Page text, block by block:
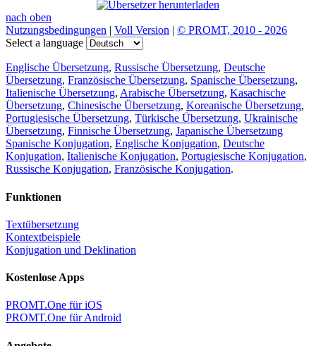
nach oben
Nutzungsbedingungen | Voll Version | © PROMT, 2010 - 2026
Select a language
Englische Übersetzung, Russische Übersetzung, Deutsche
Übersetzung, Französische Übersetzung, Spanische Übersetzung,
Italienische Übersetzung, Arabische Übersetzung, Kasachische
Übersetzung, Chinesische Übersetzung, Koreanische Übersetzung,
Portugiesische Übersetzung, Türkische Übersetzung, Ukrainische
Übersetzung, Finnische Übersetzung, Japanische Übersetzung
Spanische Konjugation, Englische Konjugation, Deutsche
Konjugation, Italienische Konjugation, Portugiesische Konjugation,
Russische Konjugation, Französische Konjugation.
Funktionen
Textübersetzung
Kontextbeispiele
Konjugation und Deklination
Kostenlose Apps
PROMT.One für iOS
PROMT.One für Android